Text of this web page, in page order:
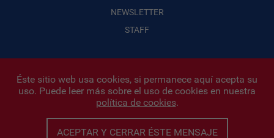
NEWSLETTER
STAFF
Infonegocios 2026| INFONEGOCIOS S.A. · CUIT: 30710438486 |
Políticas de Privacidad|Protección de datos personales
Iñigo Biain
Este sitio esta protegido por Google reCAPTCHA y con Políticas de
Éste sitio web usa cookies, si permanece aquí acepta su
uso. Puede leer más sobre el uso de cookies en nuestra
política de cookies.
ACEPTAR Y CERRAR ÉSTE MENSAJE